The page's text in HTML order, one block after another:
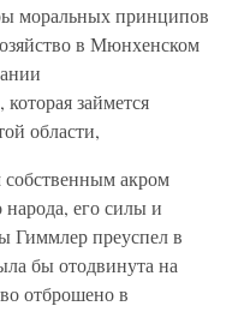
моральных принципов
в Мюнхенском
займется
области,
акром
его силы и
Гиммлер преуспел в
бы отодвинута на
отброшено в